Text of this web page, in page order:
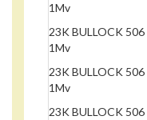
1Mv
23K BULLOCK
1Mv
23K BULLOCK
1Mv
23K BULLOCK